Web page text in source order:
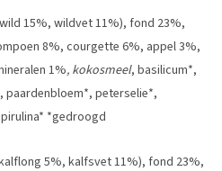
15%, wildvet 11%), fond 23%,
8%, courgette 6%, appel 3%,
1%, kokosmeel, basilicum*,
paardenbloem*, peterselie*,
*gedroogd
5%, kalfsvet 11%), fond 23%,